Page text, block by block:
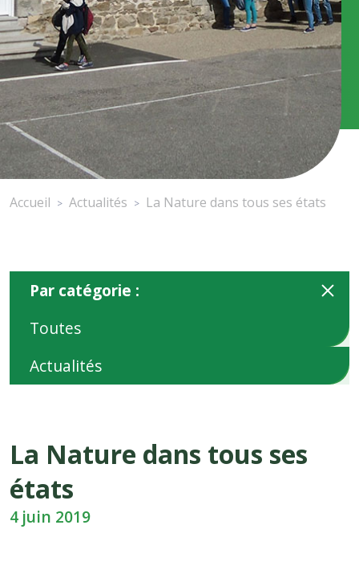
Accueil > Actualités > La Nature dans tous ses états
Par catégorie :
Toutes
Actualités
La Nature dans tous ses
états
4 juin 2019